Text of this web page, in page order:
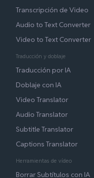
Transcripción de Video
Audio to Text Converter
Video to Text Converter
Traducción y doblaje
Traducción por IA
Doblaje con IA
Video Translator
Audio Translator
Subtitle Translator
Captions Translator
Herramientas de vídeo
Borrar Subtítulos con IA